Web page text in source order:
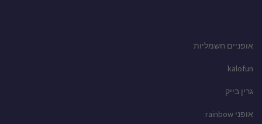
אופניים חשמליות
kalofun
גרין בייק
אופני rainbow